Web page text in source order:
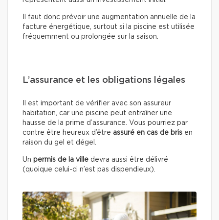
Il faut donc prévoir une augmentation annuelle de la
facture énergétique, surtout si la piscine est utilisée
fréquemment ou prolongée sur la saison.
L’assurance et les obligations légales
Il est important de vérifier avec son assureur
habitation, car une piscine peut entraîner une
hausse de la prime d’assurance. Vous pourriez par
contre être heureux d’être assuré en cas de bris en
raison du gel et dégel.
Un permis de la ville devra aussi être délivré
(quoique celui-ci n’est pas dispendieux).